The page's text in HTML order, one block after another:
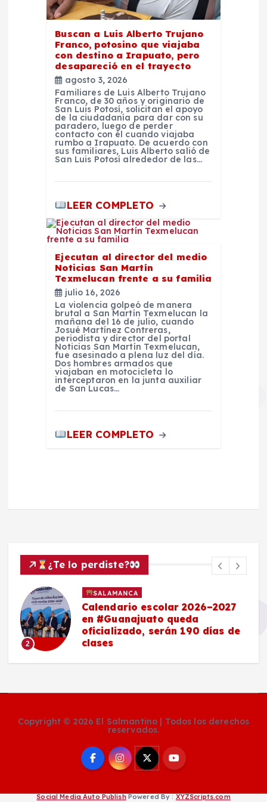
Buscan a Luis Alberto Trujano
Franco, potosino que viajaba
con destino a Irapuato, pero
desapareció en el trayecto
agosto 3, 2026
Familiares de Luis Alberto Trujano
Franco, de 30 años y originario de
San Luis Potosí, solicitan el apoyo
de la ciudadanía para dar con su
paradero, luego de perder
contacto con él cuando viajaba
rumbo a Irapuato. De acuerdo con
sus familiares, Luis Alberto salió de
San Luis Potosí alrededor de las…
LEER COMPLETO
Ejecutan al director del medio
Noticias San Martín
Texmelucan frente a su familia
julio 16, 2026
La violencia golpeó de manera
brutal a San Martín Texmelucan la
mañana del 16 de julio, cuando
Josué Martínez Contreras,
periodista y director del portal
Noticias San Martín Texmelucan,
fue asesinado a plena luz del día.
Dos hombres armados que
viajaban en motocicleta lo
interceptaron en la junta auxiliar
de San Lucas…
LEER COMPLETO
¿Te lo perdiste?
2
SALAMANCA
Calendario escolar 2026–2027
en #Guanajuato queda
oficializado, serán 190 días de
clases
Copyright © 2026 El Salmantino | Todos los derechos
reservados.
Social Media Auto PublishPowered By :XYZScripts.com